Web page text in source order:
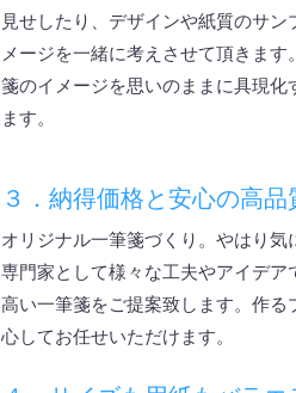
見せしたり、デザインや紙質のサン
メージを一緒に考えさせて頂きま
箋のイメージを思いのままに具現化
ます。
３ ．納得価格と安心の高品
オリジナル一筆箋づくり。やはり
専門家として様々な工夫やアイデ
高い一筆箋をご提案致します。作
心してお任せいただけます。